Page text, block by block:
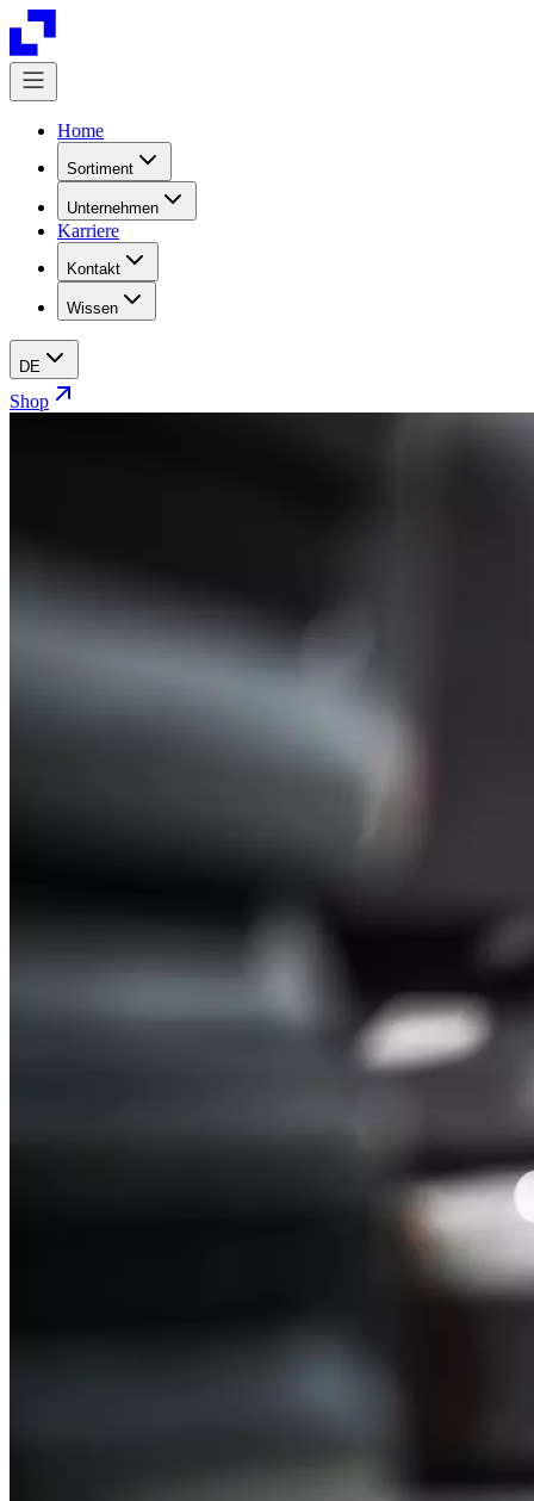
Home
Sortiment
Unternehmen
Karriere
Kontakt
Wissen
DE
Shop